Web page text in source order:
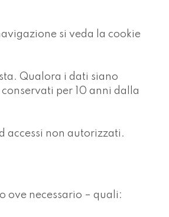
si veda la cookie
Qualora i dati siano
per 10 anni dalla
accessi non autorizzati.
ove necessario – quali: